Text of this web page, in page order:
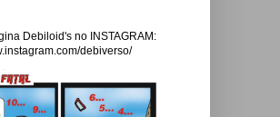
Debiloid's no INSTAGRAM:
debiverso/